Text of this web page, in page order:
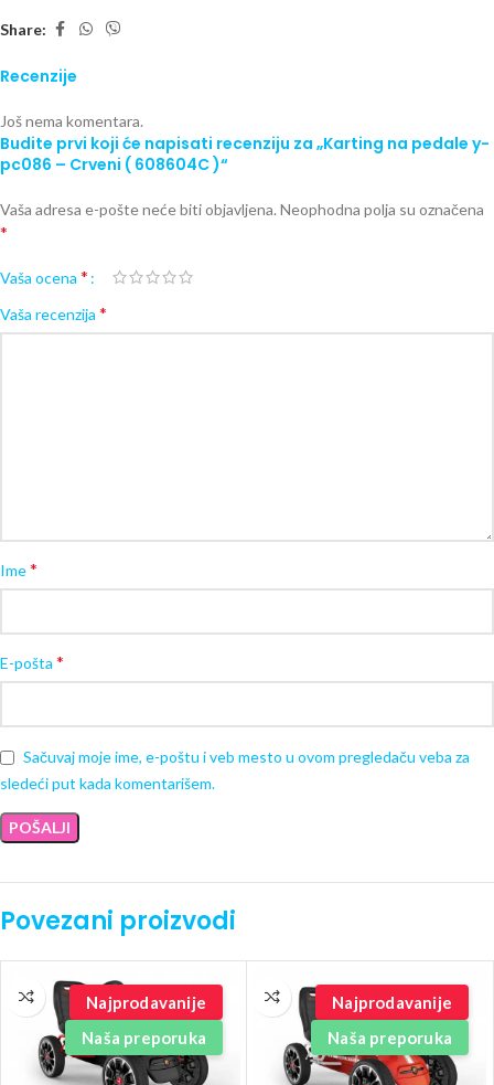
Share:
Recenzije
Još nema komentara.
Budite prvi koji će napisati recenziju za „Karting na pedale y-
pc086 – Crveni ( 608604C )“
Vaša adresa e-pošte neće biti objavljena. Neophodna polja su označena
*
Vaša ocena *
Vaša recenzija *
Ime*
E-pošta *
Sačuvaj moje ime, e-poštu i veb mesto u ovom pregledaču veba za
sledeći put kada komentarišem.
Povezani proizvodi
Najprodavanije
Naša preporuka
Najprodavanije
Naša preporuka